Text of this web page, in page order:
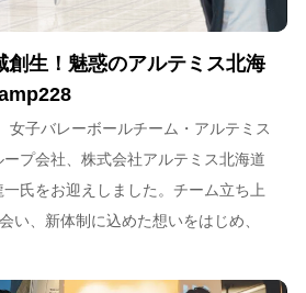
創生！魅惑のアルテミス北海
女子バレーボールチーム・アルテミス
プ会社、株式会社アルテミス北海道
氏をお迎えしました。チーム立ち上
い、新体制に込めた想いをはじめ、
ンについて語っています。